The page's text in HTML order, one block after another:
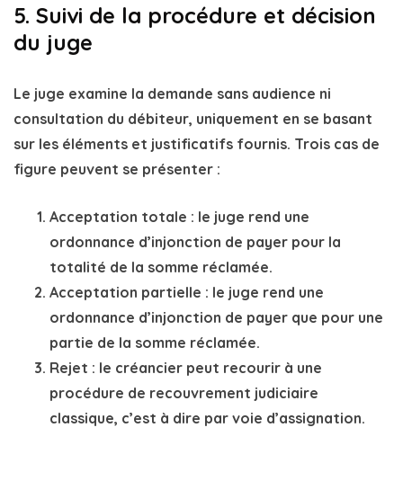
5. Suivi de la procédure et décision
du juge
Le juge examine la demande sans audience ni
consultation du débiteur, uniquement en se basant
sur les éléments et justificatifs fournis. Trois cas de
figure peuvent se présenter :
Acceptation totale : le juge rend une
ordonnance d’injonction de payer pour la
totalité de la somme réclamée.
Acceptation partielle : le juge rend une
ordonnance d’injonction de payer que pour une
partie de la somme réclamée.
Rejet : le créancier peut recourir à une
procédure de recouvrement judiciaire
classique, c’est à dire par voie d’assignation.